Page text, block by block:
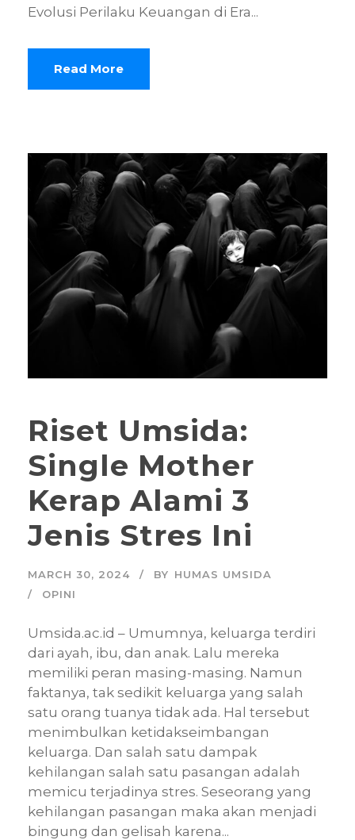
Evolusi Perilaku Keuangan di Era...
Read More
Riset Umsida:
Single Mother
Kerap Alami 3
Jenis Stres Ini
MARCH 30, 2024 BY HUMAS UMSIDA
OPINI
Umsida.ac.id – Umumnya, keluarga terdiri
dari ayah, ibu, dan anak. Lalu mereka
memiliki peran masing-masing. Namun
faktanya, tak sedikit keluarga yang salah
satu orang tuanya tidak ada. Hal tersebut
menimbulkan ketidakseimbangan
keluarga. Dan salah satu dampak
kehilangan salah satu pasangan adalah
memicu terjadinya stres. Seseorang yang
kehilangan pasangan maka akan menjadi
bingung dan gelisah karena...